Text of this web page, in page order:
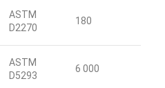
ASTM
D2270
180
ASTM
D5293
6 000